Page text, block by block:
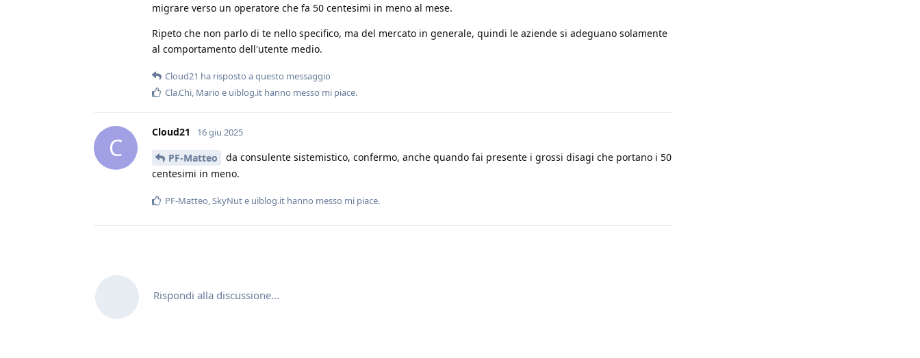
migrare verso un operatore che fa 50 centesimi in meno al mese.
Ripeto che non parlo di te nello specifico, ma del mercato in generale, quindi le aziende si adeguano solamente
al comportamento dell'utente medio.
Cloud21 ha risposto a questo messaggio
Cla.Chi Mario e uiblog.it hanno messo mi piace.
C
Cloud21 16 giu 2025
PF-Matteo
da consulente sistemistico, confermo, anche quando fai presente i grossi disagi che portano i 50
centesimi in meno.
PF-Matteo,SkyNute uiblog.it hanno messo mi piace.
Rispondi alla discussione...